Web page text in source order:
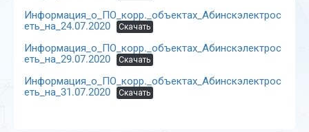
Информация_о_ПО_корр._объектах_Абинскэлектрос
еть_на_24.07.2020
Скачать
Информация_о_ПО_корр._объектах_Абинскэлектрос
еть_на_29.07.2020
Скачать
Информация_о_ПО_корр._объектах_Абинскэлектрос
еть_на_31.07.2020
Скачать